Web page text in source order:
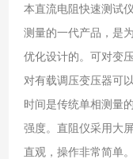
本直流电阻快速测试
测量的一代产品，是
优化设计的。可对变
对有载调压变压器可
时间是传统单相测量
强度。直阻仪采用大
直观，操作非常简单